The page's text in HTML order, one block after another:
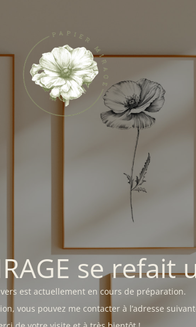
se
est actuellement en cours de préparation.
vous pouvez me contacter à l’adresse